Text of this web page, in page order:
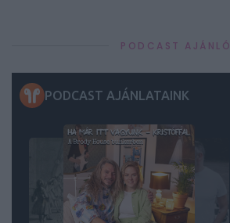
PODCAST AJÁNLÓ